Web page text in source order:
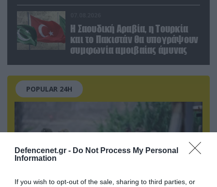
Defencenet.gr - Do Not Process My Personal
Information
If you wish to opt-out of the sale, sharing to third parties, or
Η Σαουδική Αραβία, η Τουρκία
και το Πακιστάν θα υπογράψουν
συμφωνία αμοιβαίας άμυνας
POPULAR 24H